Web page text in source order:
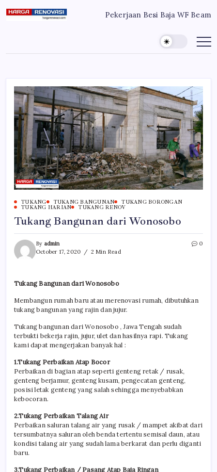
to
Pekerjaan Besi Baja WF Beam
Harga
Denpasar
Jasa
TUKANG TUKANG BANGUNAN
TUKANG BORONGAN
TUKANG HARIAN
TUKANG RENOV
Tukang Bangunan dari Wonosobo
By admin
October 17, 2020
2 Min Read
0
Tukang Bangunan dari Wonosobo
Membangun rumah baru atau merenovasi rumah, dibutuhkan
tukang bangunan yang rajin dan jujur.
Tukang bangunan dari Wonosobo , Jawa Tengah sudah
terbukti bekerja rajin, jujur, ulet dan hasilnya rapi. Tukang
kami dapat mengerjakan banyak hal :
1.Tukang Perbaikan Atap Bocor
Perbaikan di bagian atap seperti genteng retak / rusak,
genteng berjamur, genteng kusam, pengecatan genteng,
posisi letak genteng yang salah sehingga menyebabkan
kebocoran.
2.Tukang Perbaikan Talang Air
Perbaikan saluran talang air yang rusak / mampet akibat dari
tersumbatnya saluran oleh benda tertentu semisal daun, atau
kondisi talang air yang sudah lama berkarat dan perlu diganti
baru.
3.Tukang Perbaikan / Pasang Atap Baja Ringan